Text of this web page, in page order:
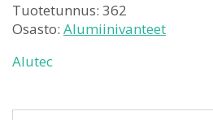
Tuotetunnus: 362
Osasto: Alumiinivanteet
Alutec